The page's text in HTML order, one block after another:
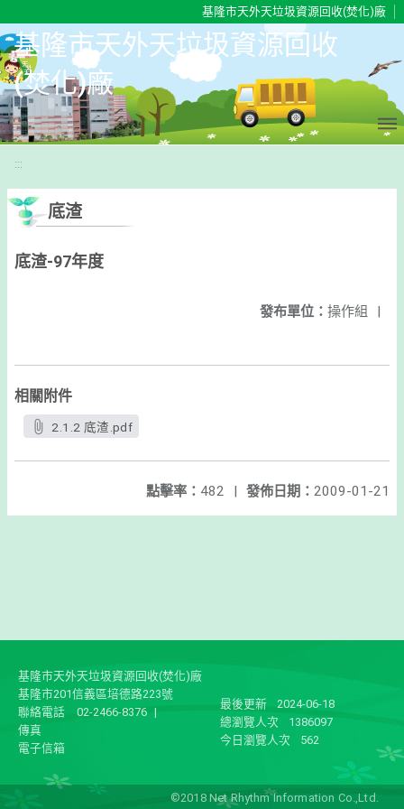
基隆市天外天垃圾資源回收(焚化)廠
基隆市天外天垃圾資源回收
(焚化)廠
:::
底渣
底渣-97年度
發布單位： 操作組 |
相關附件
2.1.2 底渣.pdf
發佈日期： 2009-01-21
點擊率： 482 |
基隆市天外天垃圾資源回收(焚化)廠
基隆市201信義區培德路223號
聯絡電話
02-2466-8376 |
傳真
電子信箱
最後更新
2024-06-18
總瀏覽人次
1386097
今日瀏覽人次
562
©2018 Net Rhythm Information Co.,Ltd.